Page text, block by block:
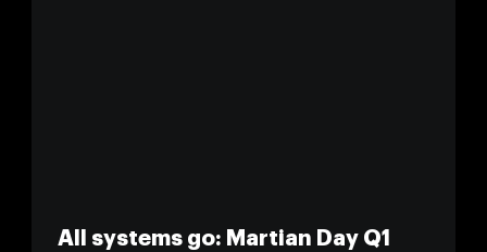
All systems go: Martian Day Q1